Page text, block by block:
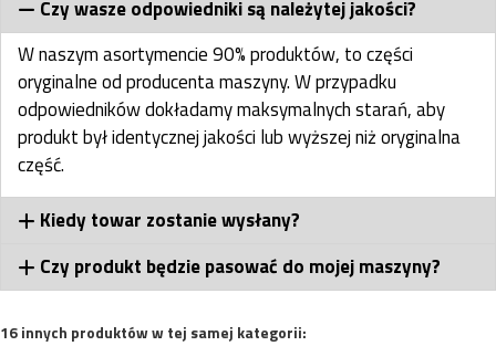
Czy wasze odpowiedniki są należytej jakości?
W naszym asortymencie 90% produktów, to części
oryginalne od producenta maszyny. W przypadku
odpowiedników dokładamy maksymalnych starań, aby
produkt był identycznej jakości lub wyższej niż oryginalna
część.
Kiedy towar zostanie wysłany?
Czy produkt będzie pasować do mojej maszyny?
16 innych produktów w tej samej kategorii: